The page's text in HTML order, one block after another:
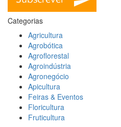
Categorias
Agricultura
Agrobótica
Agroflorestal
Agroindústria
Agronegócio
Apicultura
Feiras & Eventos
Floricultura
Fruticultura